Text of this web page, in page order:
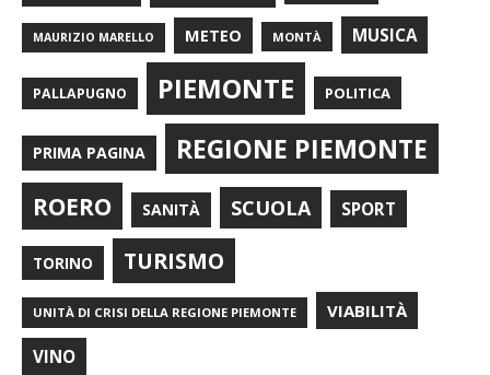
MAURIZIO MARELLO METEO MONTÀ MUSICA
PALLAPUGNO PIEMONTE POLITICA
PRIMA PAGINA REGIONE PIEMONTE
ROERO SANITÀ SCUOLA SPORT
TORINO TURISMO
UNITÀ DI CRISI DELLA REGIONE PIEMONTE VIABILITÀ
VINO